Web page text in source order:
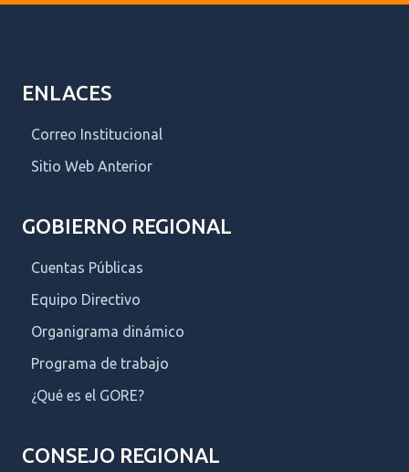
ENLACES
Correo Institucional
Sitio Web Anterior
GOBIERNO REGIONAL
Cuentas Públicas
Equipo Directivo
Organigrama dinámico
Programa de trabajo
¿Qué es el GORE?
CONSEJO REGIONAL